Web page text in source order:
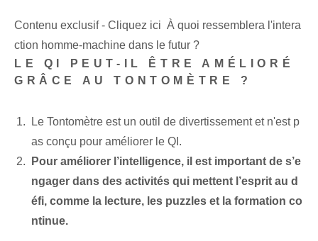
Contenu exclusif - Cliquez ici À quoi ressemblera l'intera
ction homme-machine dans le futur ?
LE QI PEUT-IL ÊTRE AMÉLIORÉ
GRÂCE AU TONTOMÈTRE ?
Le Tontomètre est un outil de divertissement et n'est p
as conçu pour améliorer le QI.
Pour améliorer l’intelligence, il est important de s’e
ngager dans des activités qui mettent l’esprit au d
éfi, comme la lecture, les puzzles et la formation co
ntinue.